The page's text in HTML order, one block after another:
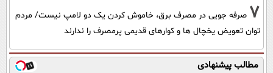
7 صرفه جویی در مصرف برق، خاموش کردن یک دو لامپ نیست/ مردم
توان تعویض یخچال ها و کوارهای قدیمی پرمصرف را ندارند
مطالب پیشنهادی